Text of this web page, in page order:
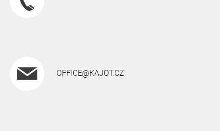
OFFICE@KAJOT.CZ